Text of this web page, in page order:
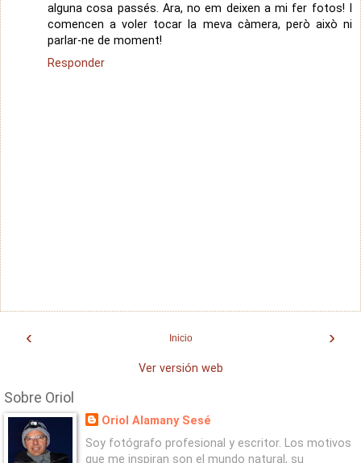
alguna cosa passés. Ara, no em deixen a mi fer fotos! I
comencen a voler tocar la meva càmera, però això ni
parlar-ne de moment!
Responder
‹ ›
Inicio
Ver versión web
Sobre Oriol
Oriol Alamany Sesé
Soy fotógrafo profesional y escritor. Los motivos
que me inspiran son el mundo natural, su